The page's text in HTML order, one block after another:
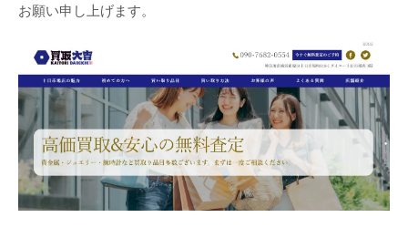
お願い申し上げます。